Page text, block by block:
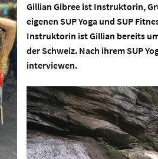
Gillian Gibree ist Instruktorin,
eigenen SUP Yoga und SUP
Instruktorin ist Gillian bereits
der Schweiz. Nach ihrem SUP
interviewen.